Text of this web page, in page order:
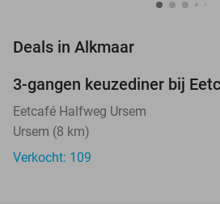
Deals in Alkmaar
3-gangen keuzediner bij
Eetcafé Halfweg Ursem
Ursem (8 km)
Verkocht: 109